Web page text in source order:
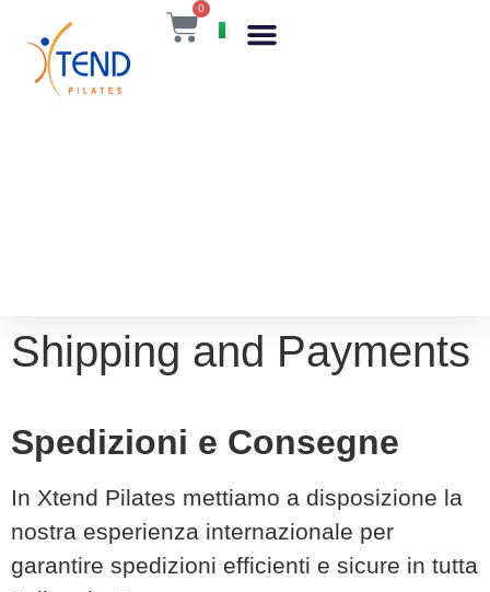
0
IT
Shipping and Payments
Spedizioni e Consegne
In Xtend Pilates mettiamo a disposizione la
nostra esperienza internazionale per
garantire spedizioni efficienti e sicure in tutta